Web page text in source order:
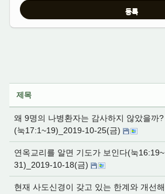
제목
왜 9명의 나병환자는 감사하지 않았을까?
(눅17:1~19)_2019-10-25(금)
연옥교리를 알면 기도가 보인다(눅16:19~
31)_2019-10-18(금)
현재 사도신경이 갖고 있는 한계와 개선해